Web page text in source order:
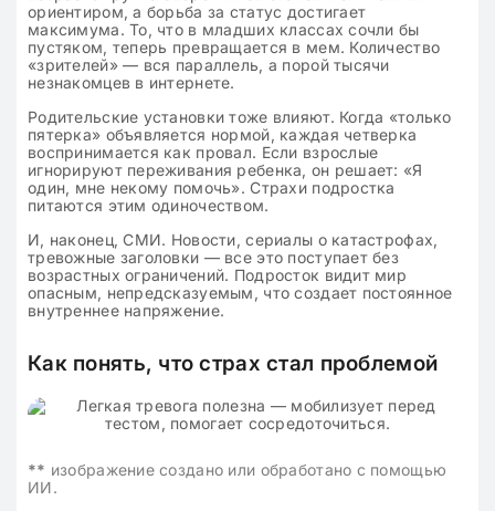
ориентиром, а борьба за статус достигает
максимума. То, что в младших классах сочли бы
пустяком, теперь превращается в мем. Количество
«зрителей» — вся параллель, а порой тысячи
незнакомцев в интернете.
Родительские установки тоже влияют. Когда «только
пятерка» объявляется нормой, каждая четверка
воспринимается как провал. Если взрослые
игнорируют переживания ребенка, он решает: «Я
один, мне некому помочь». Страхи подростка
питаются этим одиночеством.
И, наконец, СМИ. Новости, сериалы о катастрофах,
тревожные заголовки — все это поступает без
возрастных ограничений. Подросток видит мир
опасным, непредсказуемым, что создает постоянное
внутреннее напряжение.
Как понять, что страх стал проблемой
** изображение создано или обработано с помощью
ИИ.